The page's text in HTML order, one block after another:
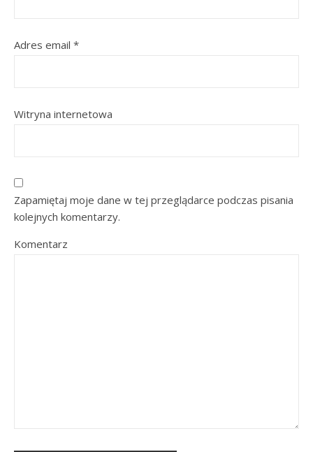
Adres email *
Witryna internetowa
Zapamiętaj moje dane w tej przeglądarce podczas pisania
kolejnych komentarzy.
Komentarz